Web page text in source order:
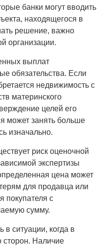
банки могут вводить
находящегося в
решение, важно
организации.
выплат
обязательства. Если
недвижимость с
материнского
целей его
может занять больше
изначально.
риск оценочной
экспертизы
цена может
для продавца или
покупателя с
сумму.
в ситуации, когда в
сторон. Наличие